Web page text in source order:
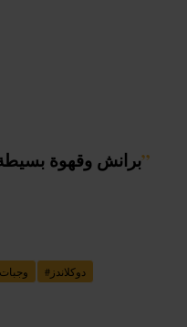
برانش وقهوة”
# دوكلاندز